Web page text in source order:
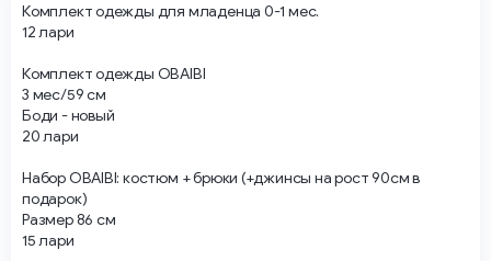
Комплект одежды для младенца 0-1 мес.
12 лари
Комплект одежды OBAIBI
3 мес/59 см
Боди - новый
20 лари
Набор OBAIBI: костюм + брюки (+джинсы на рост 90см в
подарок)
Размер 86 см
15 лари